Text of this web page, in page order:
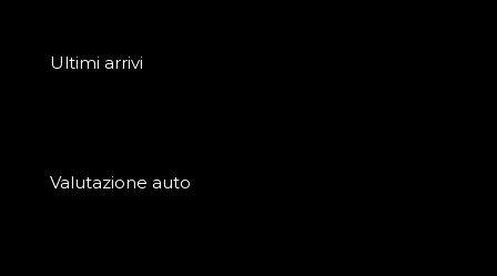
Ultimi arrivi
Valutazione auto